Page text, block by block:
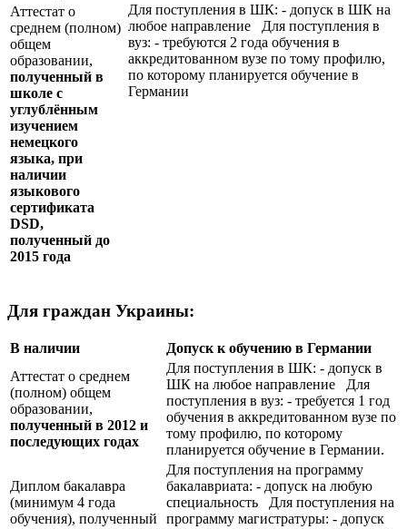
Для поступления в ШК: - допуск в ШК на
любое направление Для поступления в
вуз: - требуются 2 года обучения в
аккредитованном вузе по тому профилю,
по которому планируется обучение в
Германии
Аттестат о
среднем (полном)
общем
образовании,
полученный в
школе с
углублённым
изучением
немецкого
языка, при
наличии
языкового
сертификата
DSD,
полученный до
2015 года
Для граждан Украины:
В наличии
Допуск к обучению в Германии
Аттестат о среднем
(полном) общем
образовании,
полученный в 2012 и
последующих годах
Для поступления в ШК: - допуск в
ШК на любое направление Для
поступления в вуз: - требуется 1 год
обучения в аккредитованном вузе по
тому профилю, по которому
планируется обучение в Германии.
Диплом бакалавра
(минимум 4 года
обучения), полученный
Для поступления на программу
бакалавриата: - допуск на любую
специальность Для поступления на
программу магистратуры: - допуск